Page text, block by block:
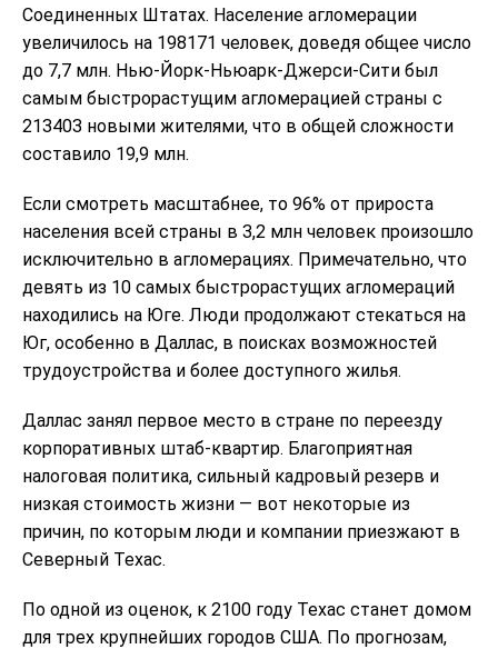
Соединенных Штатах. Население агломерации
увеличилось на 198171 человек, доведя общее число
до 7,7 млн. Нью-Йорк-Ньюарк-Джерси-Сити был
самым быстрорастущим агломерацией страны с
213403 новыми жителями, что в общей сложности
составило 19,9 млн.
Если смотреть масштабнее, то 96% от прироста
населения всей страны в 3,2 млн человек произошло
исключительно в агломерациях. Примечательно, что
девять из 10 самых быстрорастущих агломераций
находились на Юге. Люди продолжают стекаться на
Юг, особенно в Даллас, в поисках возможностей
трудоустройства и более доступного жилья.
Даллас занял первое место в стране по переезду
корпоративных штаб-квартир. Благоприятная
налоговая политика, сильный кадровый резерв и
низкая стоимость жизни — вот некоторые из
причин, по которым люди и компании приезжают в
Северный Техас.
По одной из оценок, к 2100 году Техас станет домом
для трех крупнейших городов США. По прогнозам,